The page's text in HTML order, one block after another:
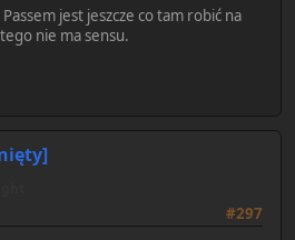
jest jeszcze co tam robić na
nie ma sensu.
#297